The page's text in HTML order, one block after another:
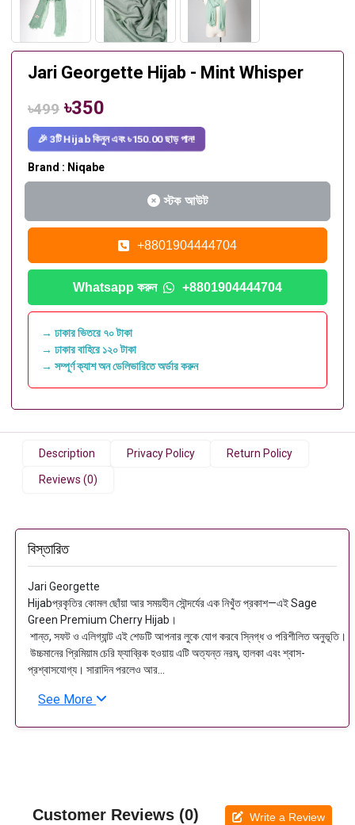
Jari Georgette Hijab - Mint Whisper
৳499 ৳350
🎉 3টি Hijab কিনুন এবং ৳150.00 ছাড় পান!
Brand : Niqabe
স্টক আউট
+8801904444704
Whatsapp করুন +8801904444704
→ ঢাকার ভিতরে ৭০ টাকা
→ ঢাকার বাহিরে ১২০ টাকা
→ সম্পূর্ণ ক্যাশ অন ডেলিভারিতে অর্ডার করুন
Description Privacy Policy Return Policy
Reviews (0)
বিস্তারিত
Jari Georgette
Hijabপ্রকৃতির কোমল ছোঁয়া আর সময়হীন সৌন্দর্যের এক নিখুঁত প্রকাশ—এই Sage
Green Premium Cherry Hijab।
শান্ত, সফট ও এলিগ্যান্ট এই শেডটি আপনার লুকে যোগ করবে স্নিগ্ধ ও পরিশীলিত অনুভূতি।
উচ্চমানের প্রিমিয়াম চেরি ফ্যাব্রিক হওয়ায় এটি অত্যন্ত নরম, হালকা এবং শ্বাস-
প্রশ্বাসযোগ্য। সারাদিন পরলেও আর...
See More
Customer Reviews (0) Write a Review